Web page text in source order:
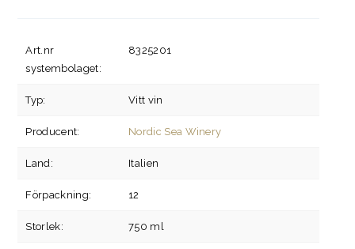
Art.nr
systembolaget:
8325201
Typ: Vitt vin
Producent: Nordic Sea Winery
Land: Italien
Förpackning: 12
Storlek: 750 ml